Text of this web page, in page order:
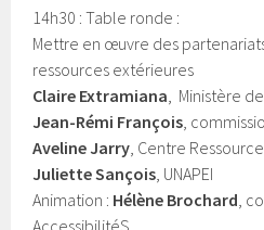
14h30 : Table ronde :
Mettre en œuvre des
ressources extérieures
Claire Extramiana , Ministère
Jean-Rémi François ,
Aveline Jarry , Centre
Juliette Sançois , UNAPEI
Animation : Hélène Brochard ,
AccessibilitéS.